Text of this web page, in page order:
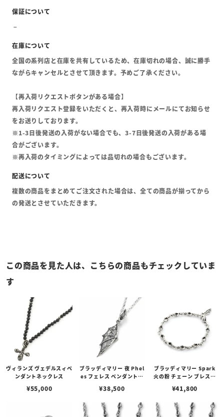
全国の系列店と在庫を共有しているため、在庫切れの場合、誠に勝手
ながらキャンセルとさせて頂きます。予めご了承ください。
【再入荷リクエストボタンがある場合】
再入荷リクエスト登録をいただくと、再入荷時にメールにてお知らせ
をお送りしております。
※1-3日後発送の入荷がない場合でも、3-7日後発送の入荷がある場
合がございます。
※再入荷のタイミングによっては品切れの場合もございます。
複数の商品をまとめてご注文された場合は、全ての商品が揃ってから
の発送とさせていただきます。
この商品を見た人は、こちらの商品もチェックしていま
す
ヴィランズ ヴェデルスィペ
ンダントネックレス
¥55,000
ブラッディマリー 夜 Phel
es フェレス ペンダントミ
¥38,500
ブラッディマリー Spark
火の粉 チェーン ブレスレ
¥41,800